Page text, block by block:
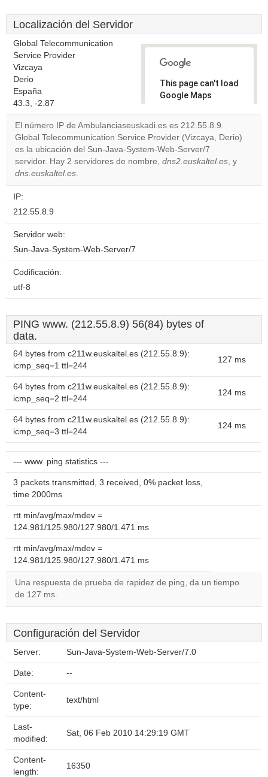
Localización del Servidor
Global Telecommunication
Service Provider
Vizcaya
Derio
España
43.3, -2.87
This page can't load
Google Maps
Do you
own this
website?
OK
El número IP de Ambulanciaseuskadi.es es 212.55.8.9.
Global Telecommunication Service Provider (Vizcaya, Derio)
es la ubicación del Sun-Java-System-Web-Server/7
servidor. Hay 2 servidores de nombre, dns2.euskaltel.es, y
dns.euskaltel.es.
IP:
212.55.8.9
Servidor web:
Sun-Java-System-Web-Server/7
Codificación:
utf-8
PING www. (212.55.8.9) 56(84) bytes of
data.
64 bytes from c211w.euskaltel.es (212.55.8.9):
icmp_seq=1 ttl=244
127 ms
64 bytes from c211w.euskaltel.es (212.55.8.9):
icmp_seq=2 ttl=244
124 ms
64 bytes from c211w.euskaltel.es (212.55.8.9):
icmp_seq=3 ttl=244
124 ms
--- www. ping statistics ---
3 packets transmitted, 3 received, 0% packet loss,
time 2000ms
rtt min/avg/max/mdev =
124.981/125.980/127.980/1.471 ms
rtt min/avg/max/mdev =
124.981/125.980/127.980/1.471 ms
Una respuesta de prueba de rapidez de ping, da un tiempo
de 127 ms.
Configuración del Servidor
Server: Sun-Java-System-Web-Server/7.0
Date: --
Content-
type:
text/html
Last-
modified:
Sat, 06 Feb 2010 14:29:19 GMT
Content-
length:
16350